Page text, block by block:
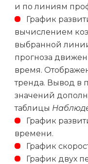
и по линиям
График
вычислением
выбранной
прогноза
время.
тренда. Вывод в
значений
таблицы
График
времени.
График
График двух